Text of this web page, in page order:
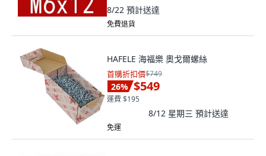
8/22 預計送達
免費退貨
HAFELE 海福樂 奧戈爾螺絲
首購折扣價$749
26% $549
運費 $195
8/12 星期三 預計送達
免運